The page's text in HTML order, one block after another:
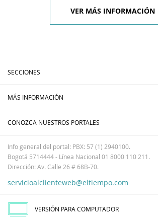
VER MÁS INFORMACIÓN
SECCIONES
MÁS INFORMACIÓN
CONOZCA NUESTROS PORTALES
Info general del portal: PBX: 57 (1) 2940100.
Bogotá 5714444 - Línea Nacional 01 8000 110 211.
Dirección: Av. Calle 26 # 68B-70.
servicioalclienteweb@eltiempo.com
VERSIÓN PARA COMPUTADOR